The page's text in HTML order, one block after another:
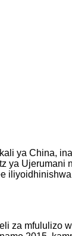
ya China,
ya
za mfululizo